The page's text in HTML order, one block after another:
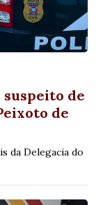
de
de
da Delegacia do